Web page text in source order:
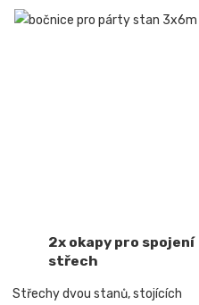
2x okapy pro spojení
střech
Střechy dvou stanů, stojících